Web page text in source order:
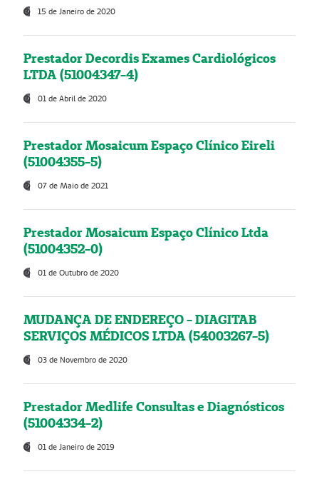
15 de Janeiro de 2020
Prestador Decordis Exames Cardiológicos
LTDA (51004347-4)
01 de Abril de 2020
Prestador Mosaicum Espaço Clínico Eireli
(51004355-5)
07 de Maio de 2021
Prestador Mosaicum Espaço Clínico Ltda
(51004352-0)
01 de Outubro de 2020
MUDANÇA DE ENDEREÇO - DIAGITAB
SERVIÇOS MÉDICOS LTDA (54003267-5)
03 de Novembro de 2020
Prestador Medlife Consultas e Diagnósticos
(51004334-2)
01 de Janeiro de 2019